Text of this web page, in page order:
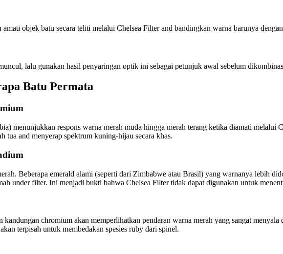
objek batu secara teliti melalui Chelsea Filter and bandingkan warna barunya
lalu gunakan hasil penyaringan optik ini sebagai petunjuk awal sebelum
Batu Permata
menunjukkan respons warna merah muda hingga merah terang ketika diamati
tua and menyerap spektrum kuning-hijau secara khas.
Beberapa emerald alami (seperti dari Zimbabwe atau Brasil) yang warnanya lebih
under filter. Ini menjadi bukti bahwa Chelsea Filter tidak dapat digunakan untuk
chromium akan memperlihatkan pendaran warna merah yang sangat
terpisah untuk membedakan spesies ruby dari spinel.